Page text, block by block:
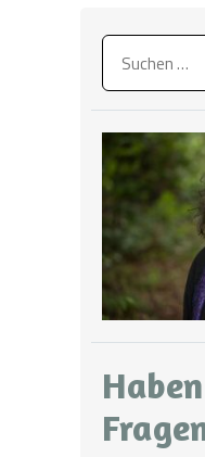
Suchen
nach: